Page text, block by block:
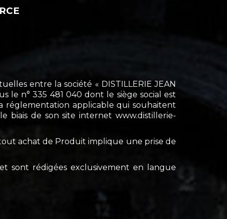
entre la société « DISTILLERIE JEAN
le n° 335 481 040 dont le siège social est
réglementation applicable qui souhaitent
biais de son site internet www.distillerie-
achat de Produit implique une prise de
sont rédigées exclusivement en langue